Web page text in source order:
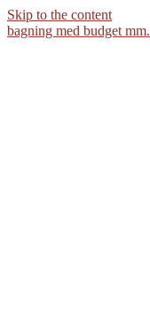
Skip to the content
bagning med budget mm.